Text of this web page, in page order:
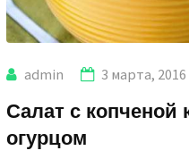
admin 3 марта, 2016
Салат с
огурцом